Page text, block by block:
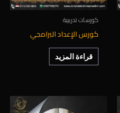
كورسات تدريبية
كورس الإعداد البرامجي
قراءة المزيد